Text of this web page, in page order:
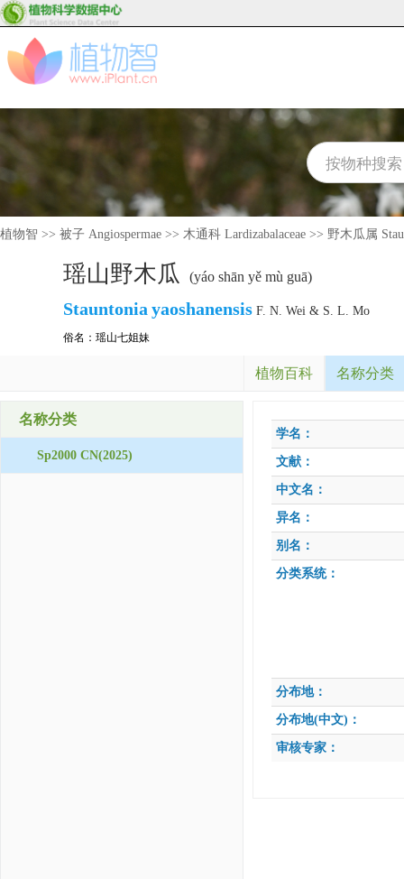
植物智 >> 被子 Angiospermae >> 木通科 Lardizabalaceae >> 野木瓜属
瑶山野木瓜 (yáo shān yě mù guā)
Stauntonia yaoshanensis F. N. Wei & S. L. Mo
俗名： 瑶山七姐妹
植物百科 名称分类
名称分类
Sp2000 CN(2025)
学名：
文献：
中文名：
异名：
别名：
分类系统：
分布地：
分布地(中文)：
审核专家：